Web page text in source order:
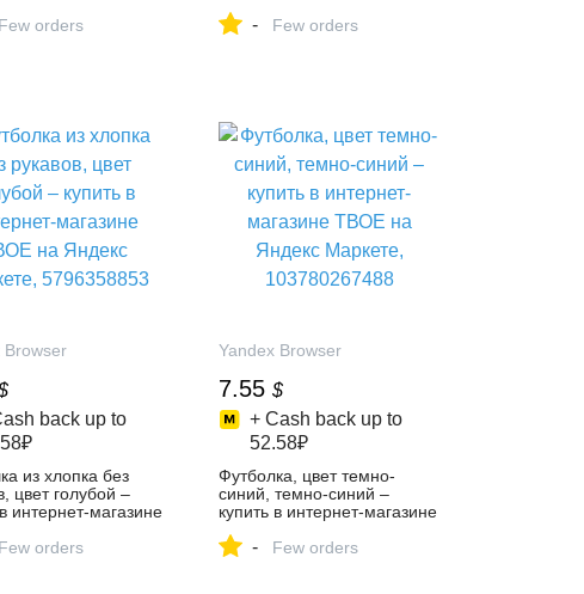
Few orders
ТВОЕ на Яндекс Маркете,
- Few orders
Browser
back up to
из хлопка без
цвет голубой –
интернет-магазине
Few orders
Yandex Browser
7.55 $
+ Cash back up to
52.58₽
Футболка, цвет темно-
синий, темно-синий –
купить в интернет-магазине
103780267488
- Few orders